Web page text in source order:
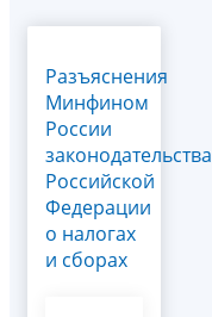
Разъяснения
Минфином
России
законодательства
Российской
Федерации
о налогах
и сборах